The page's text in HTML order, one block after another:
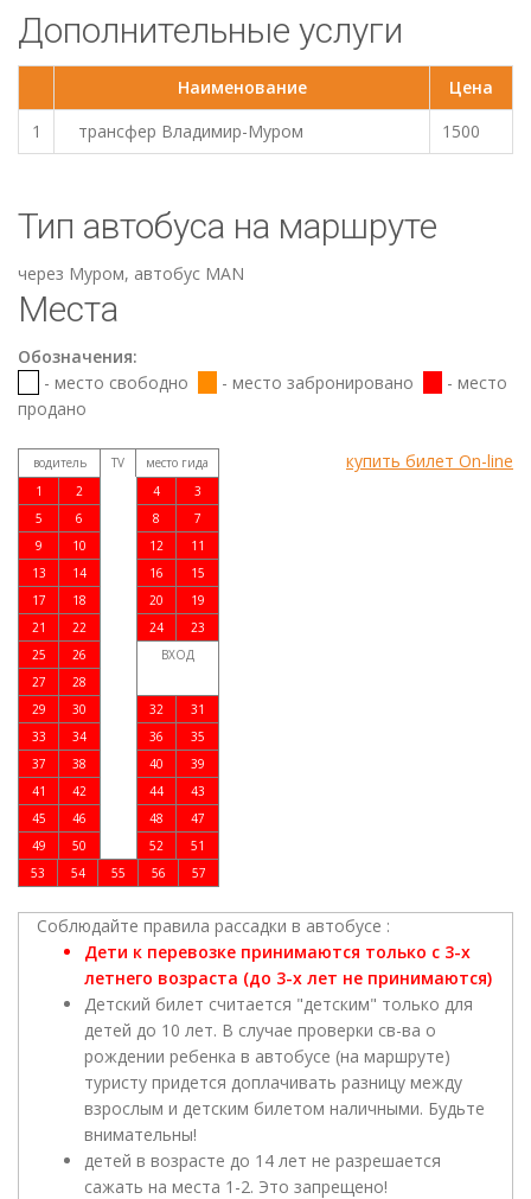
Дополнительные услуги
Наименование
Цена
1
трансфер Владимир-Муром 1500
Тип автобуса на маршруте
через Муром, автобус МАN
Места
Обозначения:
- место свободно
- место забронировано
- место
продано
купить билет On-line
водитель TV
место гида
1
2
5
6
9
10
13
14
17
18
21
22
25
26
27
28
29
30
33
34
37
38
41
42
45
46
49
50
4
3
8
7
12
11
16
15
20
19
24
23
ВХОД
32
31
36
35
40
39
44
43
48
47
52
51
53
54 55 56 57
Соблюдайте правила рассадки в автобусе :
Дети к перевозке принимаются только с 3-х
летнего возраста (до 3-х лет не принимаются)
Детский билет считается "детским" только для
детей до 10 лет. В случае проверки св-ва о
рождении ребенка в автобусе (на маршруте)
туристу придется доплачивать разницу между
взрослым и детским билетом наличными. Будьте
внимательны!
детей в возрасте до 14 лет не разрешается
сажать на места 1-2. Это запрещено!